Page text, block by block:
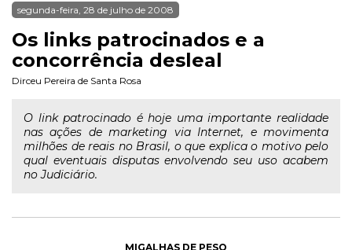
segunda-feira, 28 de julho de 2008
Os links patrocinados e a
concorrência desleal
Dirceu Pereira de Santa Rosa
O link patrocinado é hoje uma importante realidade
nas ações de marketing via Internet, e movimenta
milhões de reais no Brasil, o que explica o motivo pelo
qual eventuais disputas envolvendo seu uso acabem
no Judiciário.
MIGALHAS DE PESO